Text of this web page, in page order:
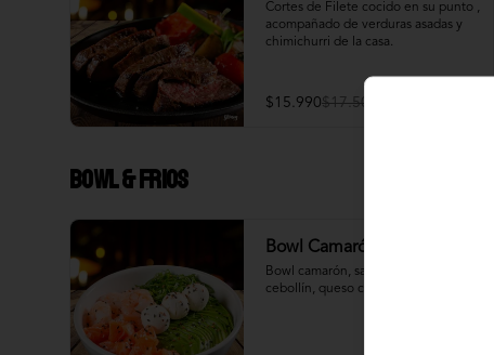
Cortes de Filete cocido en su punto ,
acompañado de verduras asadas y
chimichurri de la casa.
$15.990$17.500
Bowl & frios
Bowl Camarón Salmon
Bowl camarón, salmón, palta,
cebollín, queso crema.